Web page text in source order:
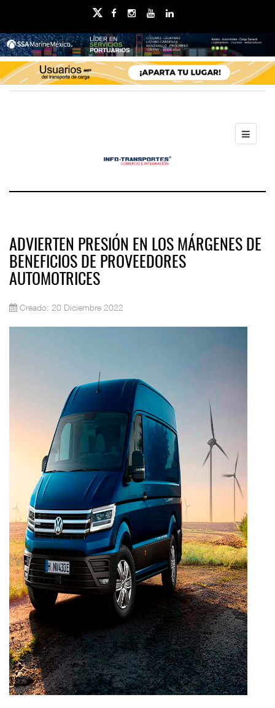
ADVIERTEN PRESIÓN EN LOS MÁRGENES DE
BENEFICIOS DE PROVEEDORES
AUTOMOTRICES
Creado: 20 Diciembre 2022